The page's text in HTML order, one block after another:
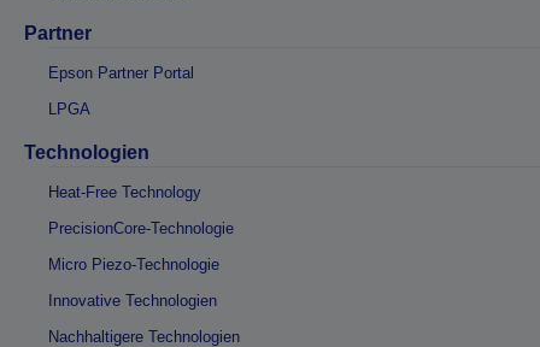
Partner
Epson Partner Portal
LPGA
Technologien
Heat-Free Technology
PrecisionCore-Technologie
Micro Piezo-Technologie
Innovative Technologien
Nachhaltigere Technologien